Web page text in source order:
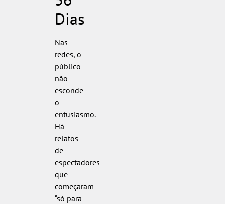
Dias
Nas
redes, o
público
não
esconde
o
entusiasmo.
Há
relatos
de
espectadores
que
começaram
“só para